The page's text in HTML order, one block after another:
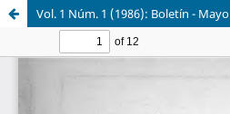
Vol. 1 Núm. 1 (1986): Boletín - Mayo